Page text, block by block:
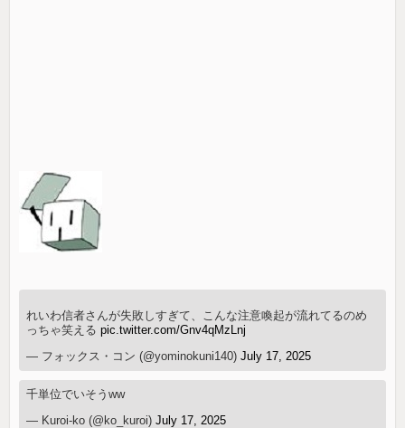
れいわ信者さんが失敗しすぎて、こんな注意喚起が流れてるのめ
っちゃ笑えるpic.twitter.com/Gnv4qMzLnj
— フォックス・コン (@yominokuni140)July 17, 2025
千単位でいそうww
— Kuroi-ko (@ko_kuroi)July 17, 2025